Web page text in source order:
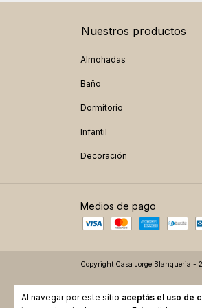
Al navegar por este sitio aceptás el uso de
Nuestros productos
Almohadas
Baño
Dormitorio
Infantil
Decoración
Medios de pago
Copyright Casa Jorge Blanqueria -